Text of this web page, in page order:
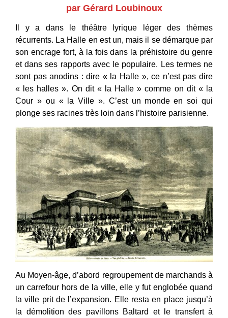
par Gérard Loubinoux
Il y a dans le théâtre lyrique léger des thèmes
récurrents. La Halle en est un, mais il se démarque par
son encrage fort, à la fois dans la préhistoire du genre
et dans ses rapports avec le populaire. Les termes ne
sont pas anodins : dire « la Halle », ce n’est pas dire
« les halles ». On dit « la Halle » comme on dit « la
Cour » ou « la Ville ». C’est un monde en soi qui
plonge ses racines très loin dans l’histoire parisienne.
Au Moyen-âge, d’abord regroupement de marchands à
un carrefour hors de la ville, elle y fut englobée quand
la ville prit de l’expansion. Elle resta en place jusqu’à
la démolition des pavillons Baltard et le transfert à